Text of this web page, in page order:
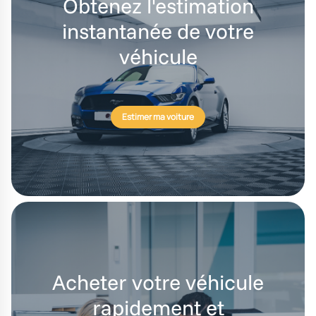
instantanée de votre
véhicule
Estimer ma voiture
Acheter votre véhicule
rapidement et